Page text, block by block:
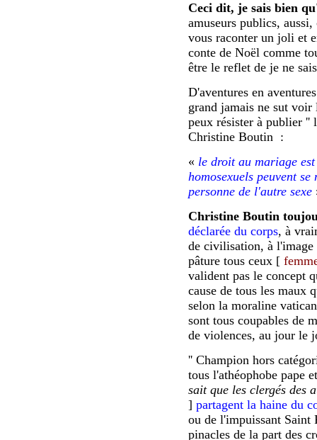
Ceci dit, je sais bien
amuseurs publics,
vous raconter un joli et
conte de Noël comme
être le reflet de je ne
D'aventures en
grand jamais ne sut voir
peux résister à publier ''
Christine Boutin :
« le droit au mariage
homosexuels peuvent
personne de l'autre sexe
Christine Boutin
déclarée du corps, à
de civilisation, à l'image
pâture tous ceux [
valident pas le concept
cause de tous les maux
selon la moraline
sont tous coupables de
de violences, au jour le
'' Champion hors
tous l'athéophobe pape
sait que les clergés des
] partagent la haine du
ou de l'impuissant Saint
pinacles de la part des